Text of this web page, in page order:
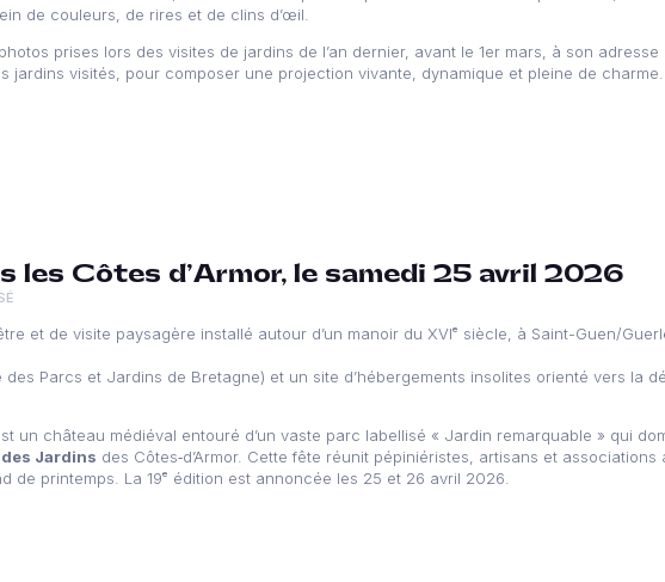
de couleurs, de rires et de clins d’œil.
prises lors des visites de jardins de l’an dernier, avant le 1er mars, à son
jardins visités, pour composer une projection vivante, dynamique et pleine de charme.
les Côtes d’Armor, le samedi 25 avril 2026
et de visite paysagère installé autour d’un manoir du XVIᵉ siècle, à Saint-Guen/
des Parcs et Jardins de Bretagne) et un site d’hébergements insolites orienté vers la
un château médiéval entouré d’un vaste parc labellisé « Jardin remarquable » qui
des Jardins des Côtes‑d’Armor. Cette fête réunit pépiniéristes, artisans et
de printemps. La 19ᵉ édition est annoncée les 25 et 26 avril 2026.